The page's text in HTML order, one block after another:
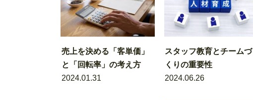
売上を決める「客単価」
と「回転率」の考え方
2024.01.31
スタッフ教育とチームづ
くりの重要性
2024.06.26